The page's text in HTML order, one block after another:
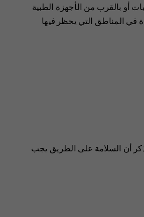
بالقرب من الأجهزة الطبية
في المناطق التي يحظر فيها
تذكر أن السلامة على الطريق يجب